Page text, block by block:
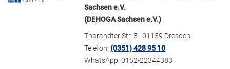
Sachsen e.V.
(DEHOGA Sachsen e.V.)
Tharandter Str. 5 | 01159 Dresden
Telefon:(0351) 428 95 10
WhatsApp: 0152-22344383